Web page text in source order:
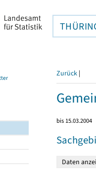
Zurück |
bis 15.03.2004